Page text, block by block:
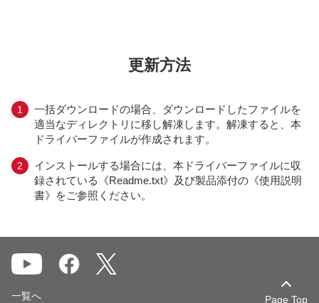
更新方法
一括ダウンロードの場合、ダウンロードしたファイルを
適当なディレクトリに移し解凍します。解凍すると、本
ドライバーファイルが作成されます。
インストールする場合には、本ドライバーファイルに収
録されている《Readme.txt》及び製品添付の《使用説明
書》をご参照ください。
Page Top
一覧へ